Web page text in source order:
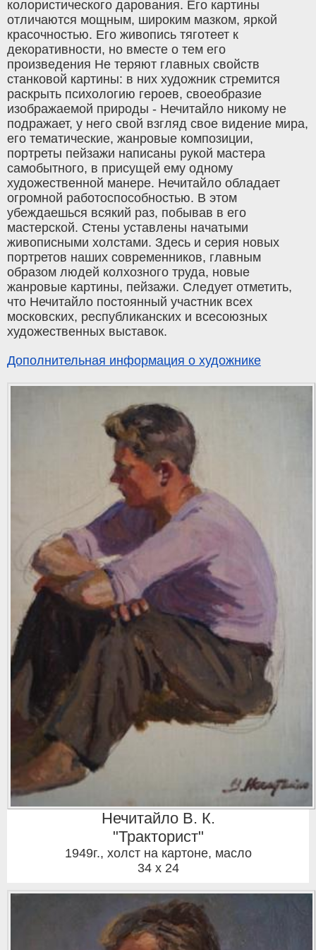
колористического дарования. Его картины
отличаются мощным, широким мазком, яркой
красочностью. Его живопись тяготеет к
декоративности, но вместе о тем его
произведения Не теряют главных свойств
станковой картины: в них художник стремится
раскрыть психологию героев, своеобразие
изображаемой природы - Нечитайло никому не
подражает, у него свой взгляд свое видение мира,
его тематические, жанровые композиции,
портреты пейзажи написаны рукой мастера
самобытного, в присущей ему одному
художественной манере. Нечитайло обладает
огромной работоспособностью. В этом
убеждаешься всякий раз, побывав в его
мастерской. Стены уставлены начатыми
живописными холстами. Здесь и серия новых
портретов наших современников, главным
образом людей колхозного труда, новые
жанровые картины, пейзажи. Следует отметить,
что Нечитайло постоянный участник всех
московских, республиканских и всесоюзных
художественных выставок.
Дополнительная информация о художнике
Нечитайло В. К.
"Тракторист"
1949г., холст на картоне, масло
34 x 24